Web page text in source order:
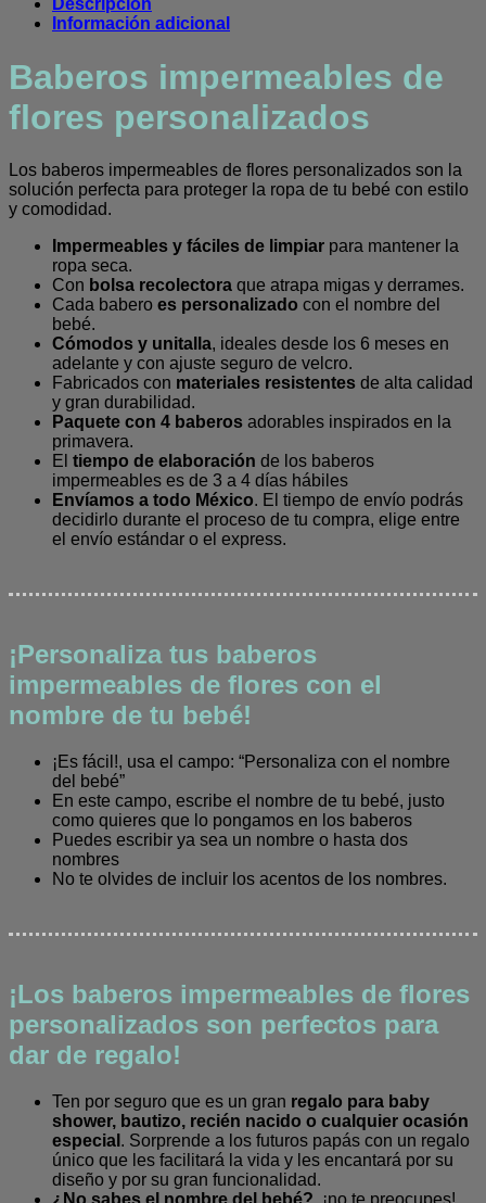
cantidad
Descripción
Información adicional
Baberos impermeables de
flores personalizados
Los baberos impermeables de flores personalizados son la
solución perfecta para proteger la ropa de tu bebé con estilo
y comodidad.
Impermeables y fáciles de limpiar para mantener la
ropa seca.
Con bolsa recolectora que atrapa migas y derrames.
Cada babero es personalizado con el nombre del
bebé.
Cómodos y unitalla, ideales desde los 6 meses en
adelante y con ajuste seguro de velcro.
Fabricados con materiales resistentes de alta calidad
y gran durabilidad.
Paquete con 4 baberos adorables inspirados en la
primavera.
El tiempo de elaboración de los baberos
impermeables es de 3 a 4 días hábiles
Envíamos a todo México. El tiempo de envío podrás
decidirlo durante el proceso de tu compra, elige entre
el envío estándar o el express.
¡Personaliza tus baberos
impermeables de flores con el
nombre de tu bebé!
¡Es fácil!, usa el campo: “Personaliza con el nombre
del bebé”
En este campo, escribe el nombre de tu bebé, justo
como quieres que lo pongamos en los baberos
Puedes escribir ya sea un nombre o hasta dos
nombres
No te olvides de incluir los acentos de los nombres.
¡Los baberos impermeables de flores
personalizados son perfectos para
dar de regalo!
Ten por seguro que es un gran regalo para baby
shower, bautizo, recién nacido o cualquier ocasión
especial . Sorprende a los futuros papás con un regalo
único que les facilitará la vida y les encantará por su
diseño y por su gran funcionalidad.
¿No sabes el nombre del bebé? , ¡no te preocupes!,